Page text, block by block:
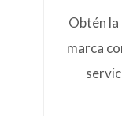
Obtén
marca